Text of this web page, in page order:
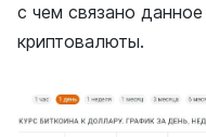
с чем связано
криптовалюты.